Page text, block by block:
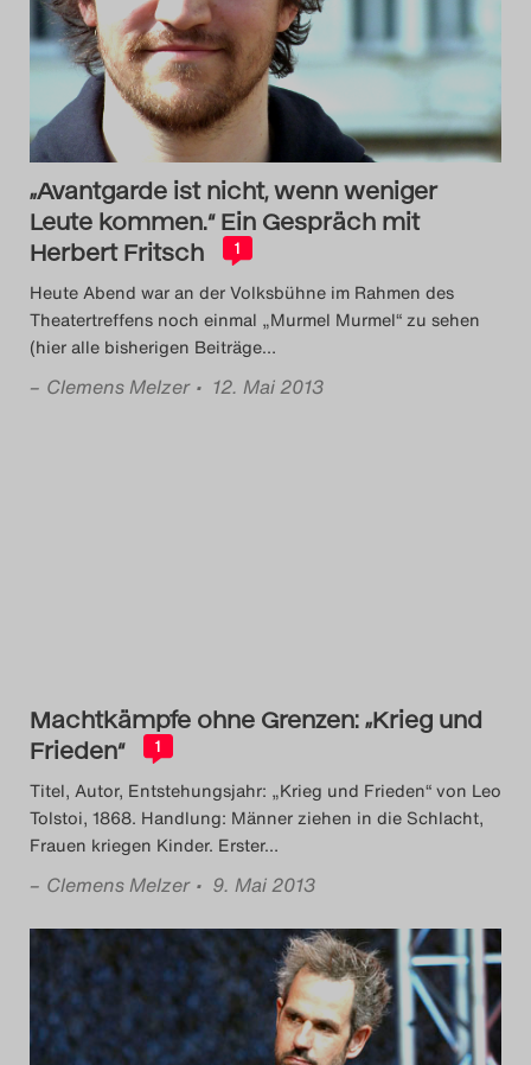
Das Theatertreffen-Blog
2014
Das Theatertreffen-Blog
2015
Das Theatertreffen-Blog
2016
Das Theatertreffen-Blog
2019
Das Theatertreffen-Blog
2020
Das Theatertreffen-Blog
2021
Das Theatertreffen-Blog
2022
„Avantgarde ist nicht, wenn weniger
Leute kommen.“ Ein Gespräch mit
Herbert Fritsch
1
Heute Abend war an der Volksbühne im Rahmen des
Theatertreffens noch einmal „Murmel Murmel“ zu sehen
(hier alle bisherigen Beiträge…
– Clemens Melzer • 12. Mai 2013
Machtkämpfe ohne Grenzen: „Krieg und
Frieden“
1
Titel, Autor, Entstehungsjahr: „Krieg und Frieden“ von Leo
Tolstoi, 1868. Handlung: Männer ziehen in die Schlacht,
Frauen kriegen Kinder. Erster…
– Clemens Melzer • 9. Mai 2013